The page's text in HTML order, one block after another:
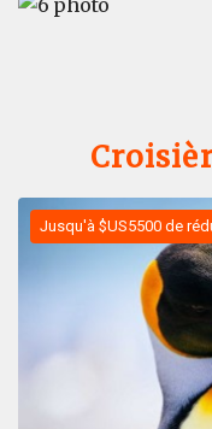
Jusqu'à $US5500 de